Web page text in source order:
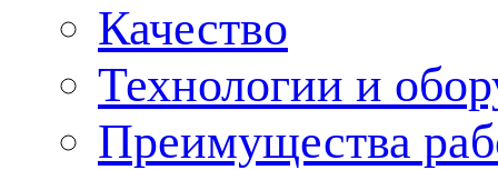
Качество
Технологии и
Преимущества